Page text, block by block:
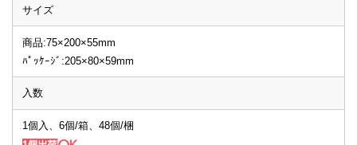
サイズ
商品:75×200×55mm
ﾊﾟｯｹｰｼﾞ:205×80×59mm
入数
1個入、6個/箱、48個/梱